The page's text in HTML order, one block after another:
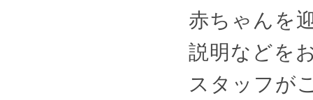
赤ちゃんを
説明などを
スタッフが